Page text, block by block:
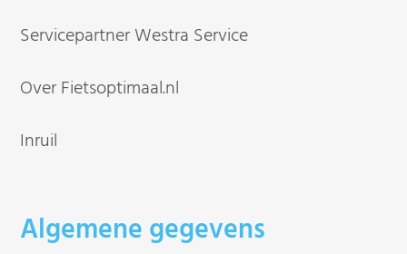
Servicepartner Westra Service
Over Fietsoptimaal.nl
Inruil
Algemene gegevens